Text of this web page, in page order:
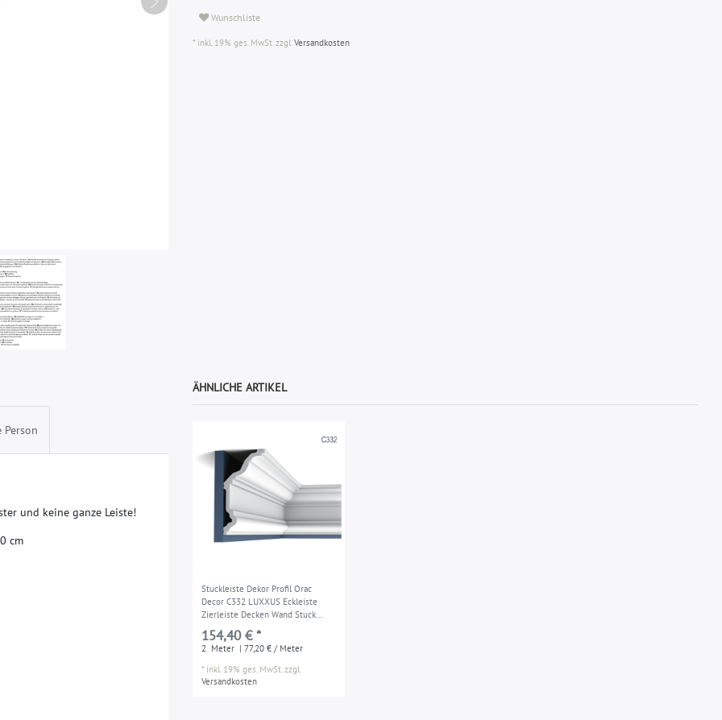
Wunschliste
* inkl. 19% ges. MwSt. zzgl.Versandkosten
Person
ter und keine ganze Leiste!
0 cm
ÄHNLICHE ARTIKEL
Stuckleiste Dekor Profil Orac
Decor C332 LUXXUS Eckleiste
Zierleiste Decken Wand Stuck
Gesims Dekorleiste 2 Meter
154,40 € *
2 Meter | 77,20 € / Meter
* inkl. 19% ges. MwSt.zzgl.
Versandkosten